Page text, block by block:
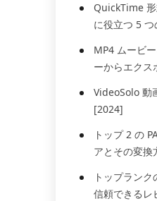
QuickTime
に役立つ 5
MP4 ムービ
ーからエクス
VideoSolo 動
[2024]
トップ 2 の
アとその変換
トップラン
信頼できるレ